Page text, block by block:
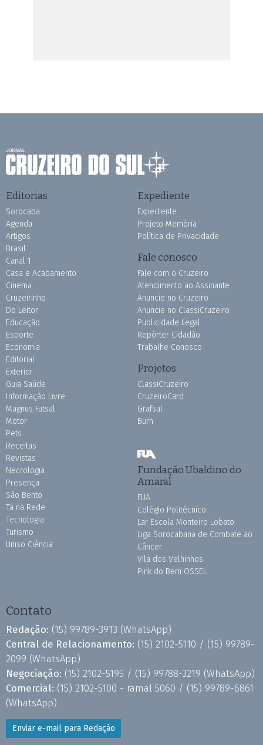
Editorias
Sorocaba
Agenda
Artigos
Brasil
Canal 1
Casa e Acabamento
Cinema
Cruzeirinho
Do Leitor
Educação
Esporte
Economia
Editorial
Exterior
Guia Saúde
Informação Livre
Magnus Futsal
Motor
Pets
Receitas
Revistas
Necrologia
Presença
São Bento
Tá na Rede
Tecnologia
Turismo
Uniso Ciência
Expediente
Expediente
Projeto Memória
Política de Privacidade
Fale conosco
Fale com o Cruzeiro
Atendimento ao Assinante
Anuncie no Cruzeiro
Anuncie no ClassiCruzeiro
Publicidade Legal
Repórter Cidadão
Trabalhe Conosco
Projetos
ClassiCruzeiro
CruzeiroCard
Grafsul
Burh
Fundação Ubaldino do
Amaral
FUA
Colégio Politécnico
Lar Escola Monteiro Lobato
Liga Sorocabana de Combate ao
Câncer
Vila dos Velhinhos
Pink do Bem OSSEL
Contato
Redação: (15) 99789-3913 (WhatsApp)
Central de Relacionamento: (15) 2102-5110 / (15) 99789-
2099 (WhatsApp)
Negociação: (15) 2102-5195 / (15) 99788-3219 (WhatsApp)
Comercial: (15) 2102-5100 - ramal 5060 / (15) 99789-6861
(WhatsApp)
Enviar e-mail para Redação